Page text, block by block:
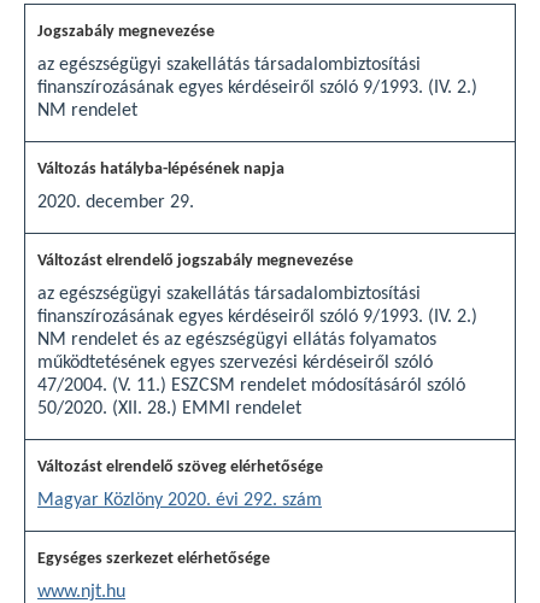
az egészségügyi szakellátás társadalombiztosítási
finanszírozásának egyes kérdéseiről szóló 9/1993. (IV. 2.)
NM rendelet
2020. december 29.
az egészségügyi szakellátás társadalombiztosítási
finanszírozásának egyes kérdéseiről szóló 9/1993. (IV. 2.)
NM rendelet és az egészségügyi ellátás folyamatos
működtetésének egyes szervezési kérdéseiről szóló
47/2004. (V. 11.) ESZCSM rendelet módosításáról szóló
50/2020. (XII. 28.) EMMI rendelet
Magyar Közlöny 2020. évi 292. szám
www.njt.hu